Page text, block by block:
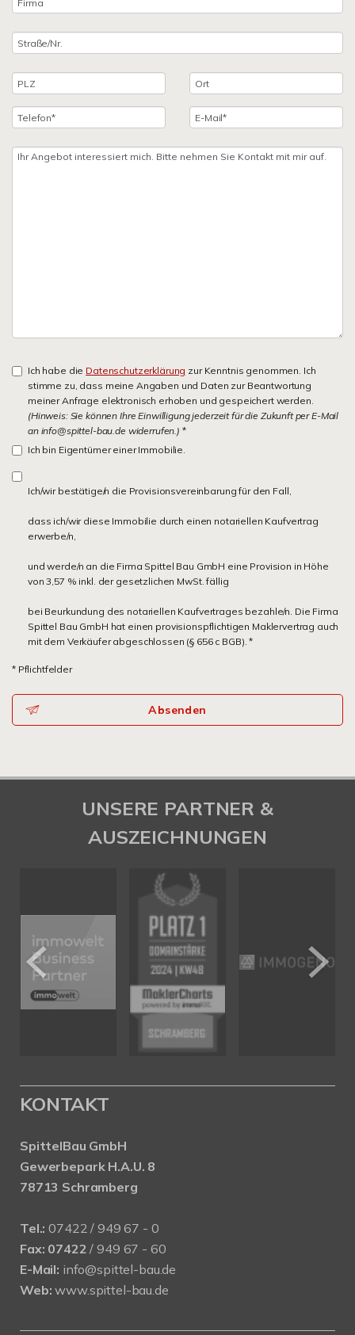
Ich habe die Datenschutzerklärung zur Kenntnis genommen. Ich
stimme zu, dass meine Angaben und Daten zur Beantwortung
meiner Anfrage elektronisch erhoben und gespeichert werden.
(Hinweis: Sie können Ihre Einwilligung jederzeit für die Zukunft per E-Mail
an info@spittel-bau.de widerrufen.) *
Ich bin Eigentümer einer Immobilie.
Ich/wir bestätige/n die Provisionsvereinbarung für den Fall,
dass ich/wir diese Immobilie durch einen notariellen Kaufvertrag
erwerbe/n,
und werde/n an die Firma Spittel Bau GmbH eine Provision in Höhe
von 3,57 % inkl. der gesetzlichen MwSt. fällig
bei Beurkundung des notariellen Kaufvertrages bezahle/n. Die Firma
Spittel Bau GmbH hat einen provisionspflichtigen Maklervertrag auch
mit dem Verkäufer abgeschlossen (§ 656 c BGB). *
* Pflichtfelder
Absenden
UNSERE PARTNER &
AUSZEICHNUNGEN
KONTAKT
SpittelBau GmbH
Gewerbepark H.A.U. 8
78713 Schramberg
Tel.: 07422 / 949 67 - 0
Fax: 07422 / 949 67 - 60
E-Mail: info@spittel-bau.de
Web: www.spittel-bau.de